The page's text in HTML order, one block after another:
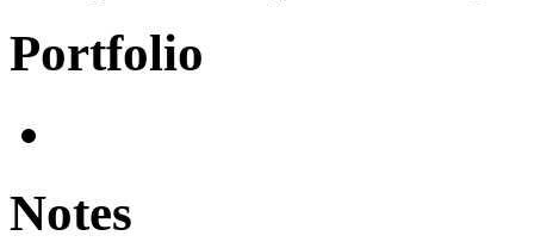
Portfolio
Notes